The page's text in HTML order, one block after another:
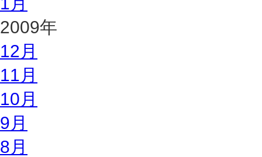
2009年
12月
11月
10月
9月
8月